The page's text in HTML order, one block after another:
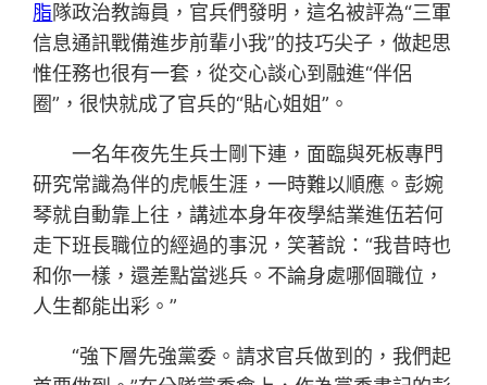
脂隊政治教誨員，官兵們發明，這名被評為“三軍
信息通訊戰備進步前輩小我”的技巧尖子，做起思
惟任務也很有一套，從交心談心到融進“伴侶
圈”，很快就成了官兵的“貼心姐姐”。
一名年夜先生兵士剛下連，面臨與死板專門
研究常識為伴的虎帳生涯，一時難以順應。彭婉
琴就自動靠上往，講述本身年夜學結業進伍若何
走下班長職位的經過的事況，笑著說：“我昔時也
和你一樣，還差點當逃兵。不論身處哪個職位，
人生都能出彩。”
“強下層先強黨委。請求官兵做到的，我們起